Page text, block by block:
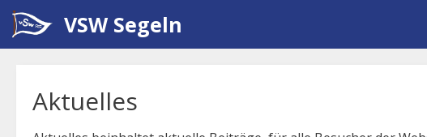
Zum
Inhalt
springen
VSW Segeln
Aktuelles